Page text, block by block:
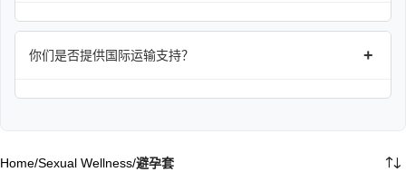
你们是否提供国际运输支持？ +
Home/Sexual Wellness/避孕套